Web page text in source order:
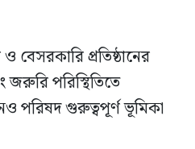
বেসরকারি প্রতিষ্ঠানের
পরিস্থিতিতে
পরিষদ গুরুত্বপূর্ণ ভূমিকা